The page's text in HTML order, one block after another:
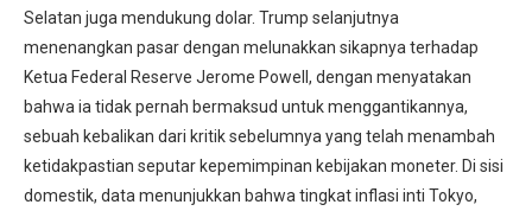
Selatan juga mendukung dolar. Trump selanjutnya
menenangkan pasar dengan melunakkan sikapnya terhadap
Ketua Federal Reserve Jerome Powell, dengan menyatakan
bahwa ia tidak pernah bermaksud untuk menggantikannya,
sebuah kebalikan dari kritik sebelumnya yang telah menambah
ketidakpastian seputar kepemimpinan kebijakan moneter. Di sisi
domestik, data menunjukkan bahwa tingkat inflasi inti Tokyo,